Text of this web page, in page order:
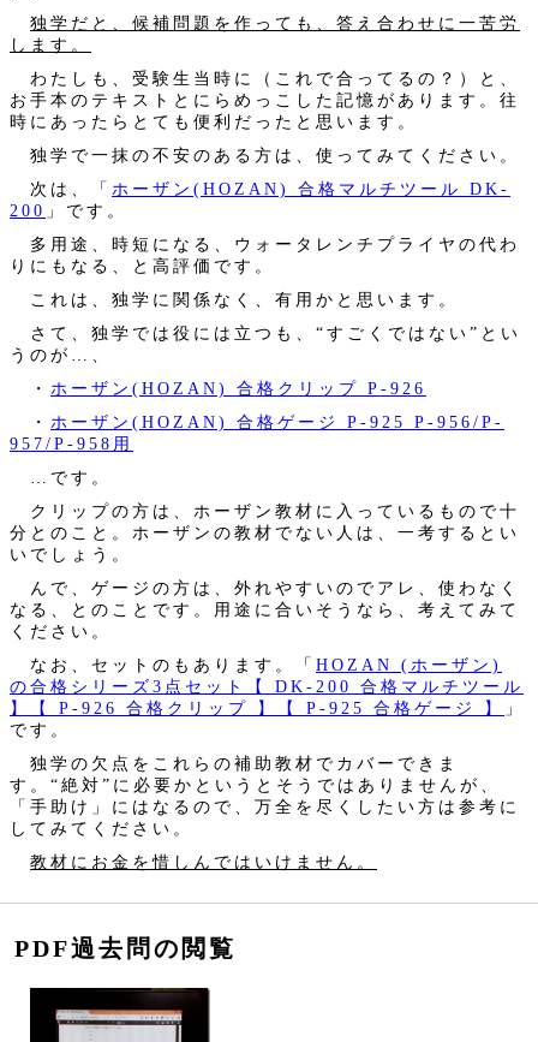
独学だと、候補問題を作っても、答え合わせに一苦労
します。
わたしも、受験生当時に（これで合ってるの？）と、
お手本のテキストとにらめっこした記憶があります。往
時にあったらとても便利だったと思います。
独学で一抹の不安のある方は、使ってみてください。
次は、「 ホーザン(HOZAN) 合格マルチツール DK-
200 」です。
多用途、時短になる、ウォータレンチプライヤの代わ
りにもなる、と高評価です。
これは、独学に関係なく、有用かと思います。
さて、独学では役には立つも、“すごくではない”とい
うのが…、
・ ホーザン(HOZAN) 合格クリップ P-926
・ ホーザン(HOZAN) 合格ゲージ P-925 P-956/P-
957/P-958用
…です。
クリップの方は、ホーザン教材に入っているもので十
分とのこと。ホーザンの教材でない人は、一考するとい
いでしょう。
んで、ゲージの方は、外れやすいのでアレ、使わなく
なる、とのことです。用途に合いそうなら、考えてみて
ください。
なお、セットのもあります。「 HOZAN (ホーザン)
の合格シリーズ3点セット【 DK-200 合格マルチツール
】【 P-926 合格クリップ 】【 P-925 合格ゲージ 】
」
です。
独学の欠点をこれらの補助教材でカバーできま
す。“絶対”に必要かというとそうではありませんが、
「手助け」にはなるので、万全を尽くしたい方は参考に
してみてください。
教材にお金を惜しんではいけません。
PDF過去問の閲覧